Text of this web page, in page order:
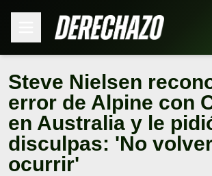
Steve Nielsen
error de Alpine con
en Australia y le
disculpas: 'No
ocurrir'